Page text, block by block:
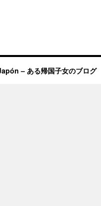
– ある帰国子女のブログ